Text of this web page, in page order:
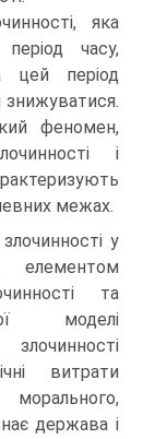
яка
часу,
період
знижуватися.
феномен,
і
межах.
у
елементом
та
моделі
витрати
держава і